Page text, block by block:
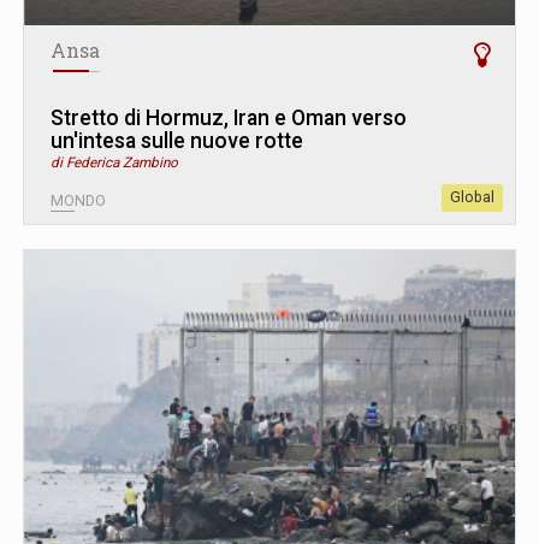
Ansa
Stretto di Hormuz, Iran e Oman verso
un'intesa sulle nuove rotte
di Federica Zambino
MONDO Global